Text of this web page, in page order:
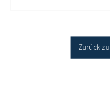
Antragstellende
Sanierung in
Zurück